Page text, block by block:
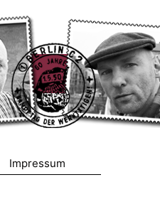
Impressum